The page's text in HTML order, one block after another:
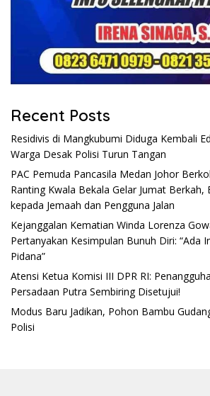
Recent Posts
Residivis di Mangkubumi Diduga Kembali
Warga Desak Polisi Turun Tangan
PAC Pemuda Pancasila Medan Johor
Ranting Kwala Bekala Gelar Jumat Berkah,
kepada Jemaah dan Pengguna Jalan
Kejanggalan Kematian Winda Lorenza
Pertanyakan Kesimpulan Bunuh Diri: “Ada
Pidana”
Atensi Ketua Komisi III DPR RI:
Persadaan Putra Sembiring Disetujui!
Modus Baru Jadikan, Pohon Bambu
Polisi